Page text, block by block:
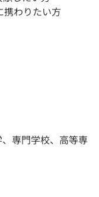
携わりたい方
専門学校、高等専